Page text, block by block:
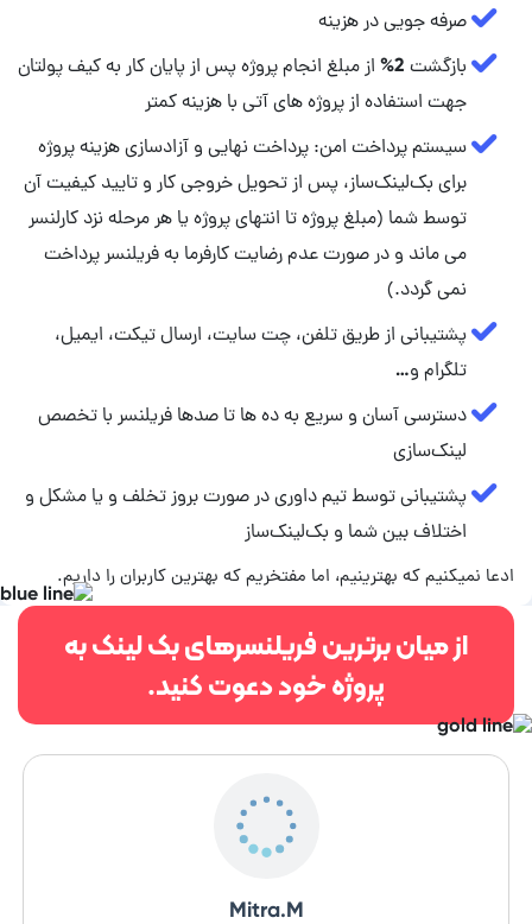
صرفه جویی در هزینه
بازگشت 2% از مبلغ انجام پروژه پس از پایان کار به کیف پولتان
جهت استفاده از پروژه های آتی با هزینه کمتر
سیستم پرداخت امن: پرداخت نهایی و آزادسازی هزینه پروژه
برای بک‌لینک‌ساز، پس از تحویل خروجی کار و تایید کیفیت آن
توسط شما (مبلغ پروژه تا انتهای پروژه یا هر مرحله نزد کارلنسر
می ماند و در صورت عدم رضایت کارفرما به فریلنسر پرداخت
نمی گردد.)
پشتیبانی از طریق تلفن، چت سایت، ارسال تیکت، ایمیل،
تلگرام و…
دسترسی آسان و سریع به ده ها تا صدها فریلنسر با تخصص
لینک‌سازی
پشتیبانی توسط تیم داوری در صورت بروز تخلف و یا مشکل و
اختلاف بین شما و بک‌لینک‌ساز
ادعا نمیکنیم که بهترینیم، اما مفتخریم که بهترین کاربران را داریم.
از میان برترین فریلنسرهای بک لینک به
پروژه خود دعوت کنید.
Mitra.M